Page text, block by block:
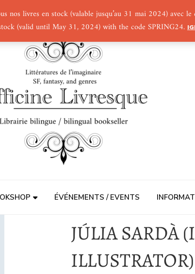
nos livres en stock (valable jusqu’au 31 mai 2024) avec
(valid until May 31, 2024) with the code SPRING24.
ÉVÉNEMENTS / EVENTS
JÚLIA SARDÀ
ILLUSTRATOR)